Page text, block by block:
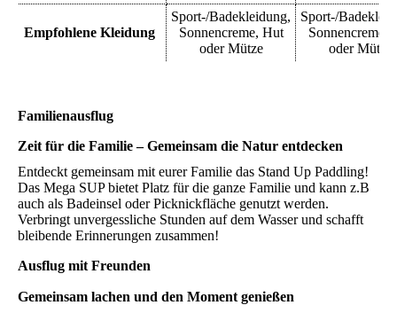
Empfohlene Kleidung
Sport-/Badekleidung,
Sonnencreme, Hut
oder Mütze
Sport-/
Sonnencreme,
oder Mütze
Familienausflug
Zeit für die Familie – Gemeinsam die Natur entdecken
Entdeckt gemeinsam mit eurer Familie das Stand Up Paddling!
Das Mega SUP bietet Platz für die ganze Familie und kann z.B
auch als Badeinsel oder Picknickfläche genutzt werden.
Verbringt unvergessliche Stunden auf dem Wasser und schafft
bleibende Erinnerungen zusammen!
Ausflug mit Freunden
Gemeinsam lachen und den Moment genießen